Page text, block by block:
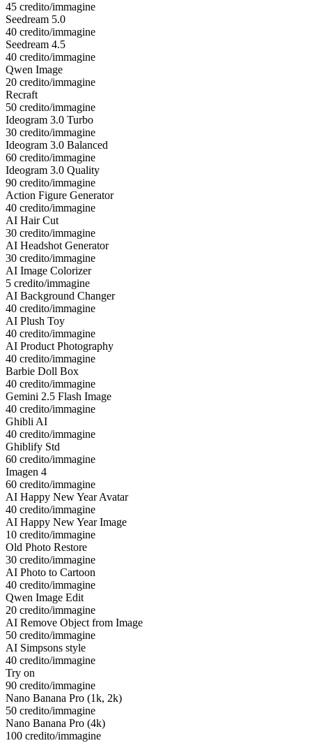
45 credito/immagine
Seedream 5.0
40 credito/immagine
Seedream 4.5
40 credito/immagine
Qwen Image
20 credito/immagine
Recraft
50 credito/immagine
Ideogram 3.0 Turbo
30 credito/immagine
Ideogram 3.0 Balanced
60 credito/immagine
Ideogram 3.0 Quality
90 credito/immagine
Action Figure Generator
40 credito/immagine
AI Hair Cut
30 credito/immagine
AI Headshot Generator
30 credito/immagine
AI Image Colorizer
5 credito/immagine
AI Background Changer
40 credito/immagine
AI Plush Toy
40 credito/immagine
AI Product Photography
40 credito/immagine
Barbie Doll Box
40 credito/immagine
Gemini 2.5 Flash Image
40 credito/immagine
Ghibli AI
40 credito/immagine
Ghiblify Std
60 credito/immagine
Imagen 4
60 credito/immagine
AI Happy New Year Avatar
40 credito/immagine
AI Happy New Year Image
10 credito/immagine
Old Photo Restore
30 credito/immagine
AI Photo to Cartoon
40 credito/immagine
Qwen Image Edit
20 credito/immagine
AI Remove Object from Image
50 credito/immagine
AI Simpsons style
40 credito/immagine
Try on
90 credito/immagine
Nano Banana Pro (1k, 2k)
50 credito/immagine
Nano Banana Pro (4k)
100 credito/immagine